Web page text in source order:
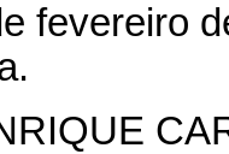
fevereiro